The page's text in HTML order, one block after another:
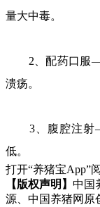
量大中毒。
2、配药口服——
溃疡。
3、腹腔注
低。
打开“养猪宝App”
【版权声明】 中国
源、中国养猪网原